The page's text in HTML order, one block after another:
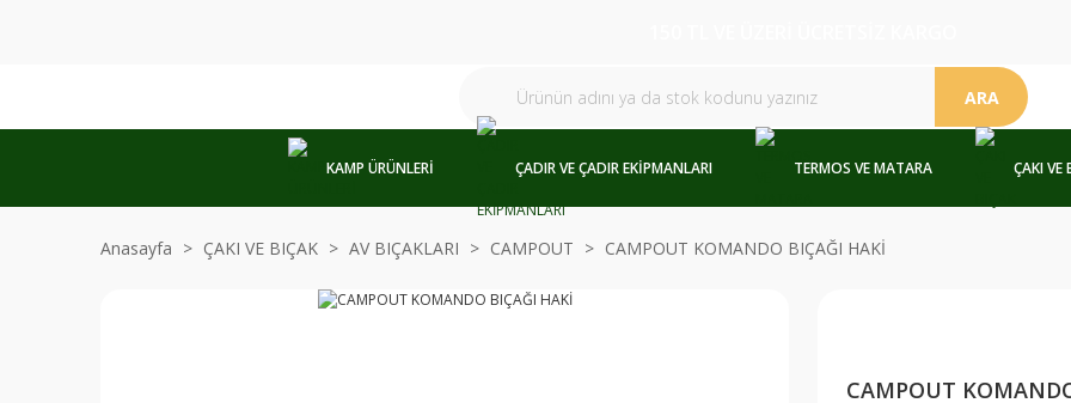
ARA
KAMP ÜRÜNLERİ ÇADIR VE ÇADIR EKİPMANLARI TERMOS VE MATARA ÇAKI VE
Anasayfa ÇAKI VE BIÇAK AV BIÇAKLARI CAMPOUT CAMPOUT KOMANDO BIÇAĞI HAKİ
CAMPOUT